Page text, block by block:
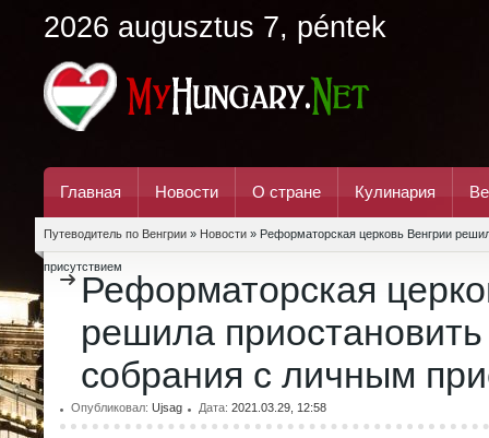
2026 augusztus 7, péntek
Главная Новости О стране Кулинария
Путеводитель по Венгрии » Новости » Реформаторская церковь Венгрии
присутствием
Реформаторская
решила приостановить
собрания с личным
Опубликовал: Ujsag Дата: 2021.03.29, 12:58